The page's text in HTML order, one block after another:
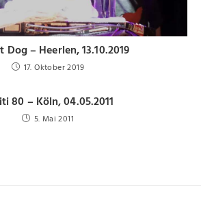
Dog – Heerlen, 13.10.2019
17. Oktober 2019
80 – Köln, 04.05.2011
5. Mai 2011